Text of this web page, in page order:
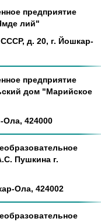
предприятие
лий"
д. 20, г. Йошкар-
предприятие
дом "Марийское
Ола, 424000
Пушкина г.
Ола, 424002